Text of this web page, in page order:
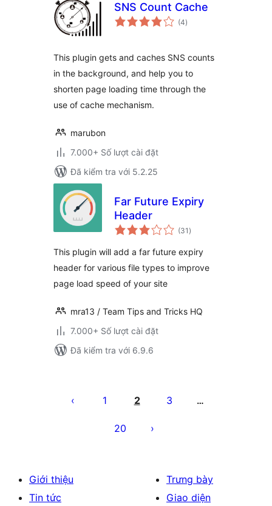
SNS Count Cache
(4tổng
đánh
)
This plugin gets and caches SNS counts
in the background, and help you to
shorten page loading time through the
use of cache mechanism.
marubon
7.000+ Số lượt cài đặt
Đã kiểm tra với 5.2.25
Far Future Expiry
Header
(31 tổng
đánh
)
This plugin will add a far future expiry
header for various file types to improve
page load speed of your site
mra13 / Team Tips and Tricks HQ
7.000+ Số lượt cài đặt
Đã kiểm tra với 6.9.6
trang
1 2 3 …
20
Giới thiệu
Tin tức
Trưng bày
Giao diện